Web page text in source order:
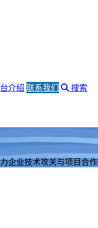
介绍 联系我们 搜索
企业技术攻关与项目合作